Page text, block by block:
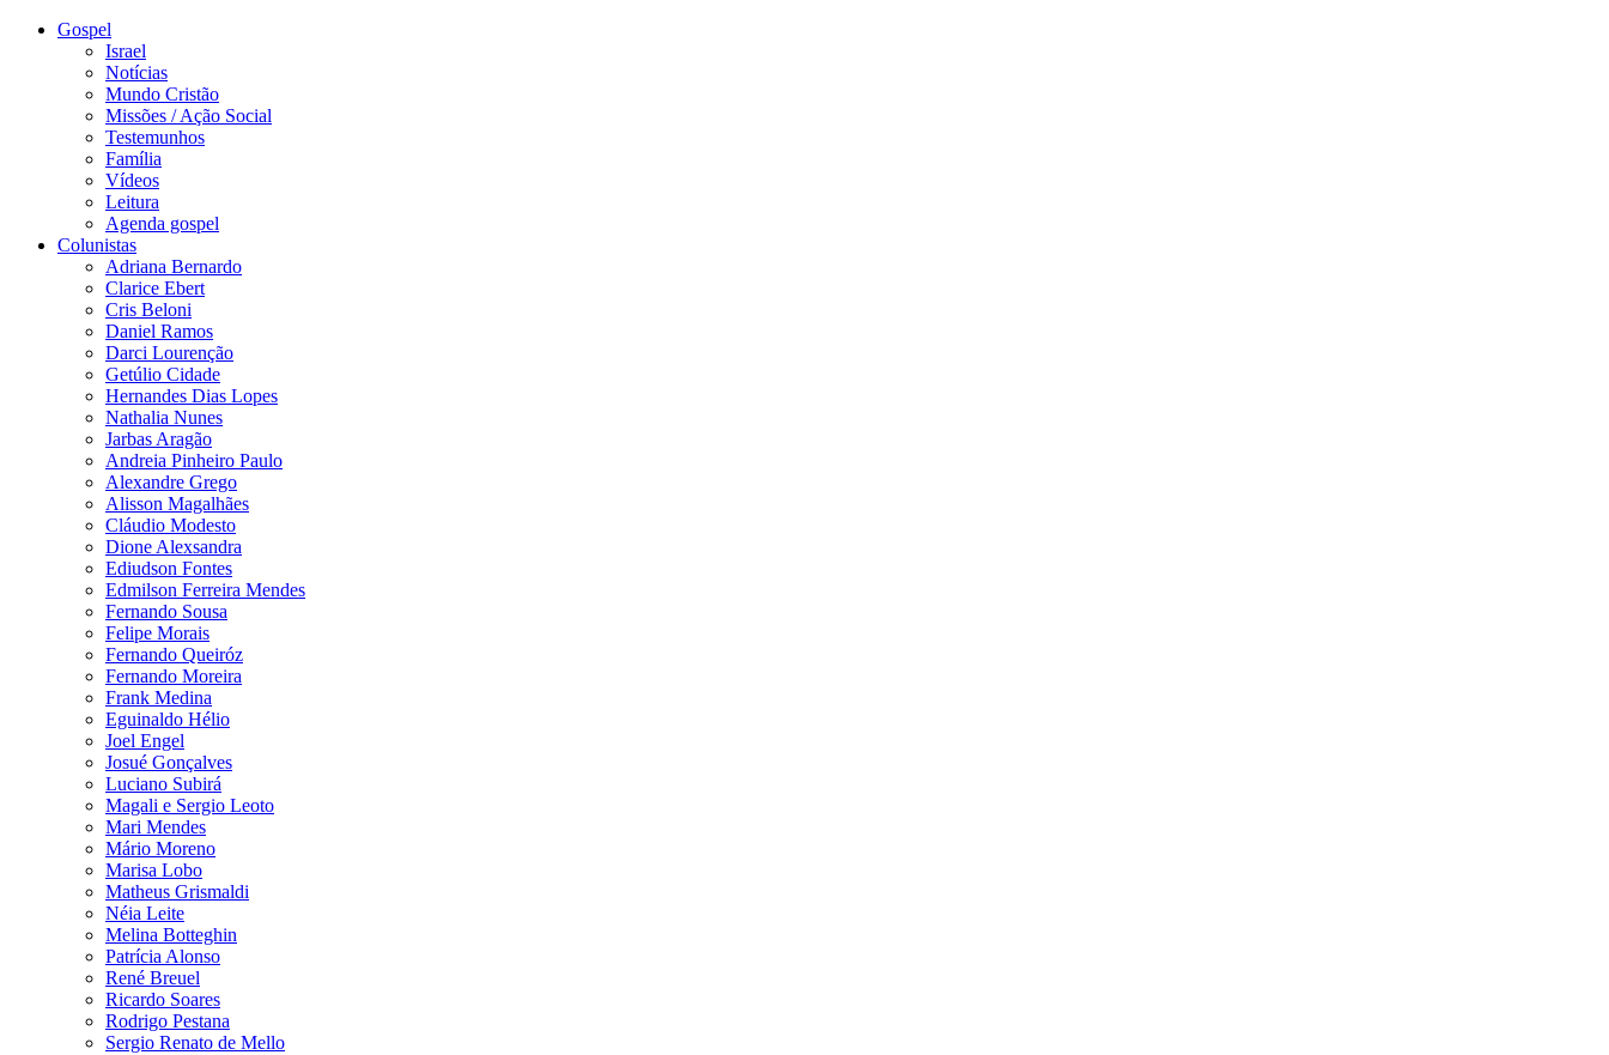
Gospel
Israel
Notícias
Mundo Cristão
Missões / Ação Social
Testemunhos
Família
Vídeos
Leitura
Agenda gospel
Colunistas
Adriana Bernardo
Clarice Ebert
Cris Beloni
Daniel Ramos
Darci Lourenção
Getúlio Cidade
Hernandes Dias Lopes
Nathalia Nunes
Jarbas Aragão
Andreia Pinheiro Paulo
Alexandre Grego
Alisson Magalhães
Cláudio Modesto
Dione Alexsandra
Ediudson Fontes
Edmilson Ferreira Mendes
Fernando Sousa
Felipe Morais
Fernando Queiróz
Fernando Moreira
Frank Medina
Eguinaldo Hélio
Joel Engel
Josué Gonçalves
Luciano Subirá
Magali e Sergio Leoto
Mari Mendes
Mário Moreno
Marisa Lobo
Matheus Grismaldi
Néia Leite
Melina Botteghin
Patrícia Alonso
René Breuel
Ricardo Soares
Rodrigo Pestana
Sergio Renato de Mello